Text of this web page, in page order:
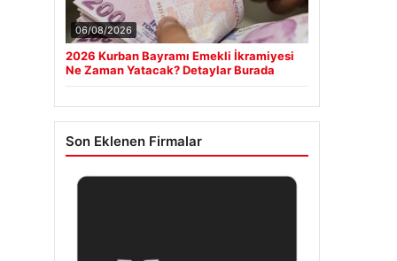
06/08/2026
2026 Kurban Bayramı Emekli İkramiyesi
Ne Zaman Yatacak? Detaylar Burada
Son Eklenen Firmalar